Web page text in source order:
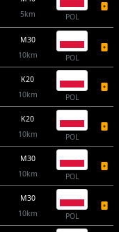
5km
POL
M30
10km
POL
K20
10km
POL
K20
10km
POL
M30
10km
POL
M30
10km
POL